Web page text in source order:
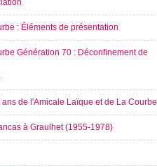
: Éléments de présentation
Génération 70 : Déconfinement de
ans de l'Amicale Laïque et de La Courbe
à Graulhet (1955-1978)